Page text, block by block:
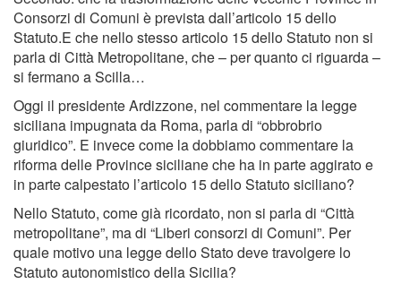
Consorzi di Comuni è prevista dall’articolo 15 dello
Statuto.E che nello stesso articolo 15 dello Statuto non si
parla di Città Metropolitane, che – per quanto ci riguarda –
si fermano a Scilla…
Oggi il presidente Ardizzone, nel commentare la legge
siciliana impugnata da Roma, parla di “obbrobrio
giuridico”. E invece come la dobbiamo commentare la
riforma delle Province siciliane che ha in parte aggirato e
in parte calpestato l’articolo 15 dello Statuto siciliano?
Nello Statuto, come già ricordato, non si parla di “Città
metropolitane”, ma di “Liberi consorzi di Comuni”. Per
quale motivo una legge dello Stato deve travolgere lo
Statuto autonomistico della Sicilia?